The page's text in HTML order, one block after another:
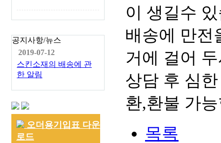
공지사항/뉴스
2019-07-12
스킨소재의 배송에 관
한 알림
오더용기입표 다운
로드
이 생길수
배송에 만전
거에 걸어
상담 후 심
환,환불 가
목록